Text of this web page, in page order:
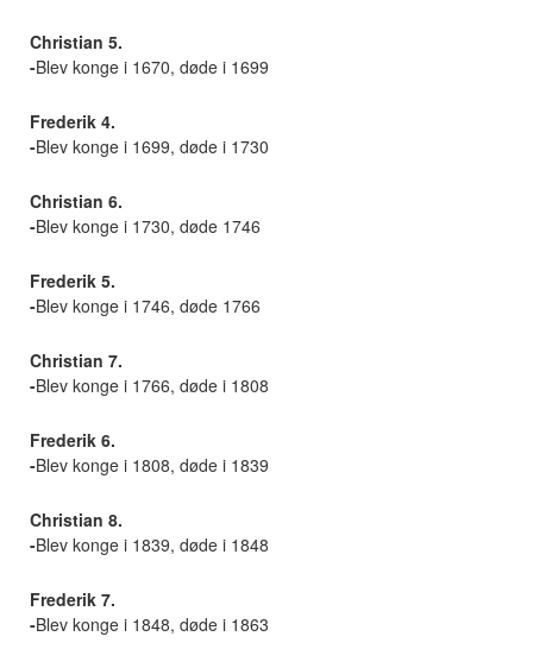
Christian 5.
-Blev konge i 1670, døde i 1699
Frederik 4.
-Blev konge i 1699, døde i 1730
Christian 6.
-Blev konge i 1730, døde 1746
Frederik 5.
-Blev konge i 1746, døde 1766
Christian 7.
-Blev konge i 1766, døde i 1808
Frederik 6.
-Blev konge i 1808, døde i 1839
Christian 8.
-Blev konge i 1839, døde i 1848
Frederik 7.
-Blev konge i 1848, døde i 1863